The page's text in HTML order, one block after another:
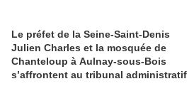
Le préfet de la Seine-Saint-Denis
Julien Charles et la mosquée de
Chanteloup à Aulnay-sous-Bois
s’affrontent au tribunal administratif